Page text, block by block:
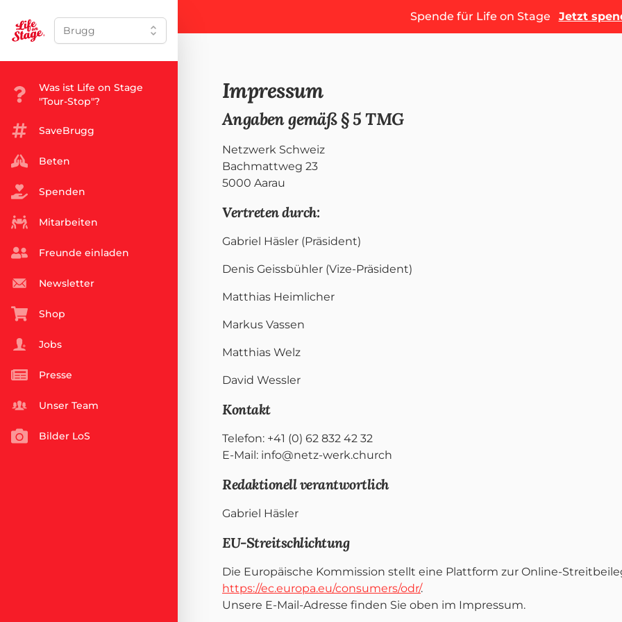
Spende für Life on Stage Jetzt
Impressum
Angaben gemäß § 5 TMG
Netzwerk Schweiz
Bachmattweg 23
5000 Aarau
Vertreten durch:
Gabriel Häsler (Präsident)
Denis Geissbühler (Vize-Präsident)
Matthias Heimlicher
Markus Vassen
Matthias Welz
David Wessler
Kontakt
Telefon: +41 (0) 62 832 42 32
E-Mail: info@netz-werk.church
Redaktionell verantwortlich
Gabriel Häsler
EU-Streitschlichtung
Die Europäische Kommission stellt eine Plattform zur Online-
https://ec.europa.eu/consumers/odr/.
Unsere E-Mail-Adresse finden Sie oben im Impressum.
Brugg
Was ist Life on Stage
"Tour-Stop"?
SaveBrugg
Beten
Spenden
Mitarbeiten
Freunde einladen
Newsletter
Shop
Jobs
Presse
Unser Team
Bilder LoS